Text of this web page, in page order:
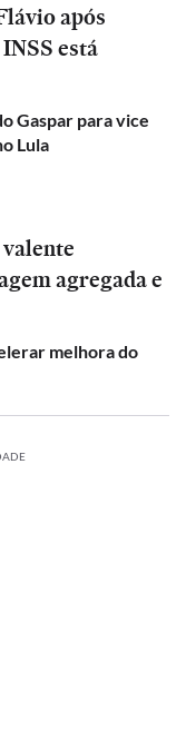
após
está
Gaspar para vice
Lula
agregada e
melhora do